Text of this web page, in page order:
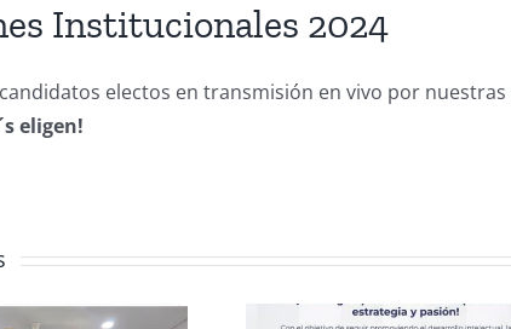
Institucionales 2024
electos en transmisión en vivo por
eligen!